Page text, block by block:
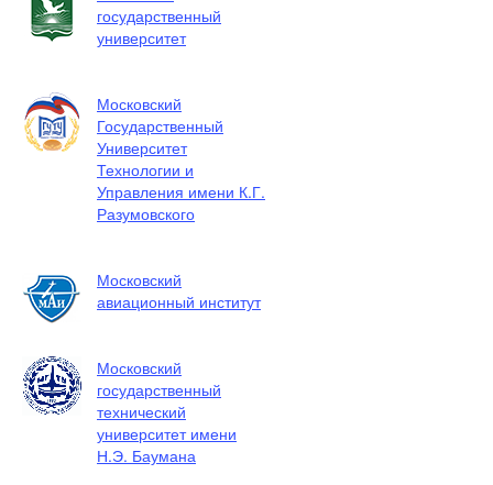
государственный
университет
Московский
Государственный
Университет
Технологии и
Управления имени К.Г.
Разумовского
Московский
авиационный институт
Московский
государственный
технический
университет имени
Н.Э. Баумана